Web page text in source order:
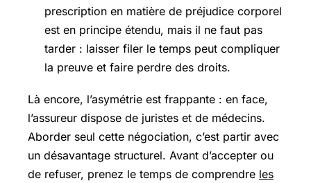
prescription en matière de préjudice corporel
est en principe étendu, mais il ne faut pas
tarder : laisser filer le temps peut compliquer
la preuve et faire perdre des droits.
Là encore, l’asymétrie est frappante : en face,
l’assureur dispose de juristes et de médecins.
Aborder seul cette négociation, c’est partir avec
un désavantage structurel. Avant d’accepter ou
de refuser, prenez le temps de comprendre les